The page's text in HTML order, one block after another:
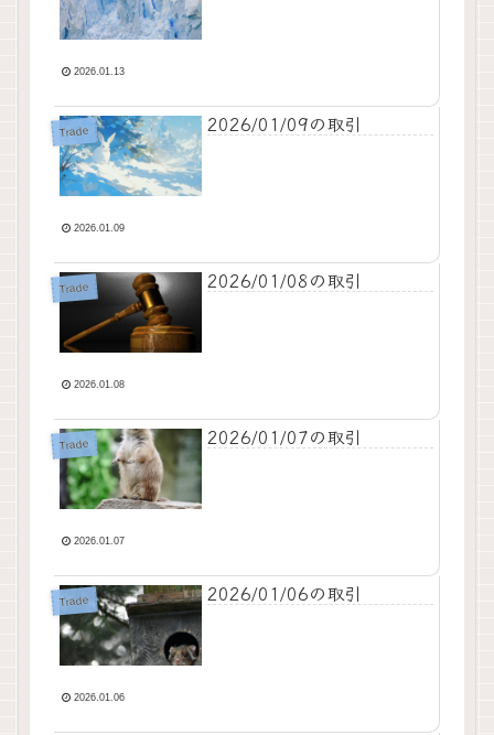
2026.01.13
Trade 2026/01/09の取引
2026.01.09
Trade 2026/01/08の取引
2026.01.08
Trade 2026/01/07の取引
2026.01.07
Trade 2026/01/06の取引
2026.01.06